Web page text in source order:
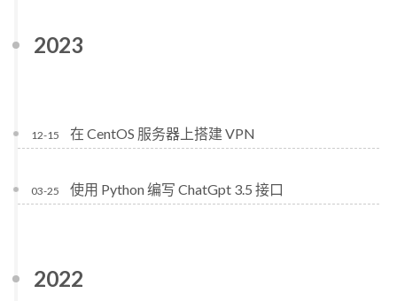
2023
12-15 在 CentOS 服务器上搭建 VPN
03-25 使用 Python 编写 ChatGpt 3.5 接口
2022